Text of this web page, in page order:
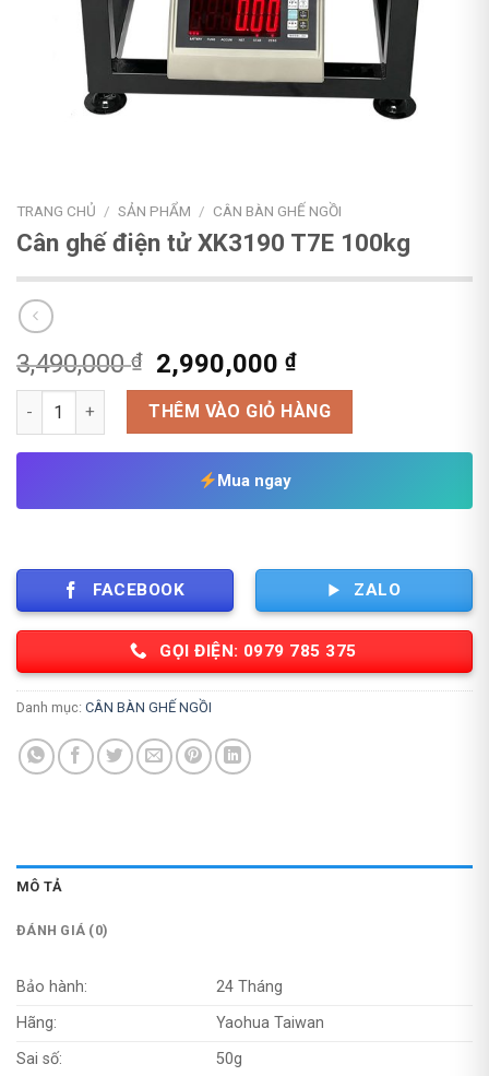
TRANG CHỦ / SẢN PHẨM / CÂN BÀN GHẾ NGỒI
Cân ghế điện tử XK3190 T7E 100kg
3,490,000₫
Giá
gốc
là:
3,490,000 ₫.
2,990,000₫Giá
hiện
tại
là:
Cân ghế điện tử XK3190 T7E 100kg số lượng
THÊM VÀO GIỎ HÀNG
Mua ngay
FACEBOOK ZALO
GỌI ĐIỆN: 0979 785 375
Danh mục: CÂN BÀN GHẾ NGỒI
MÔ TẢ
ĐÁNH GIÁ (0)
Bảo hành:
24 Tháng
Hãng:
Yaohua Taiwan
Sai số:
50g